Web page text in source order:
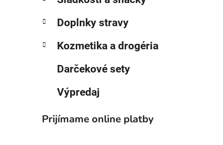
Doplnky stravy
Kozmetika a drogéria
Darčekové sety
Výpredaj
Prijímame online platby